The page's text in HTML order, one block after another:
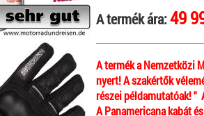
A termék ára:49
A termék a Nemzetközi
nyert! A szakértők
részei példamutatóak! "
A Panamericana kabát